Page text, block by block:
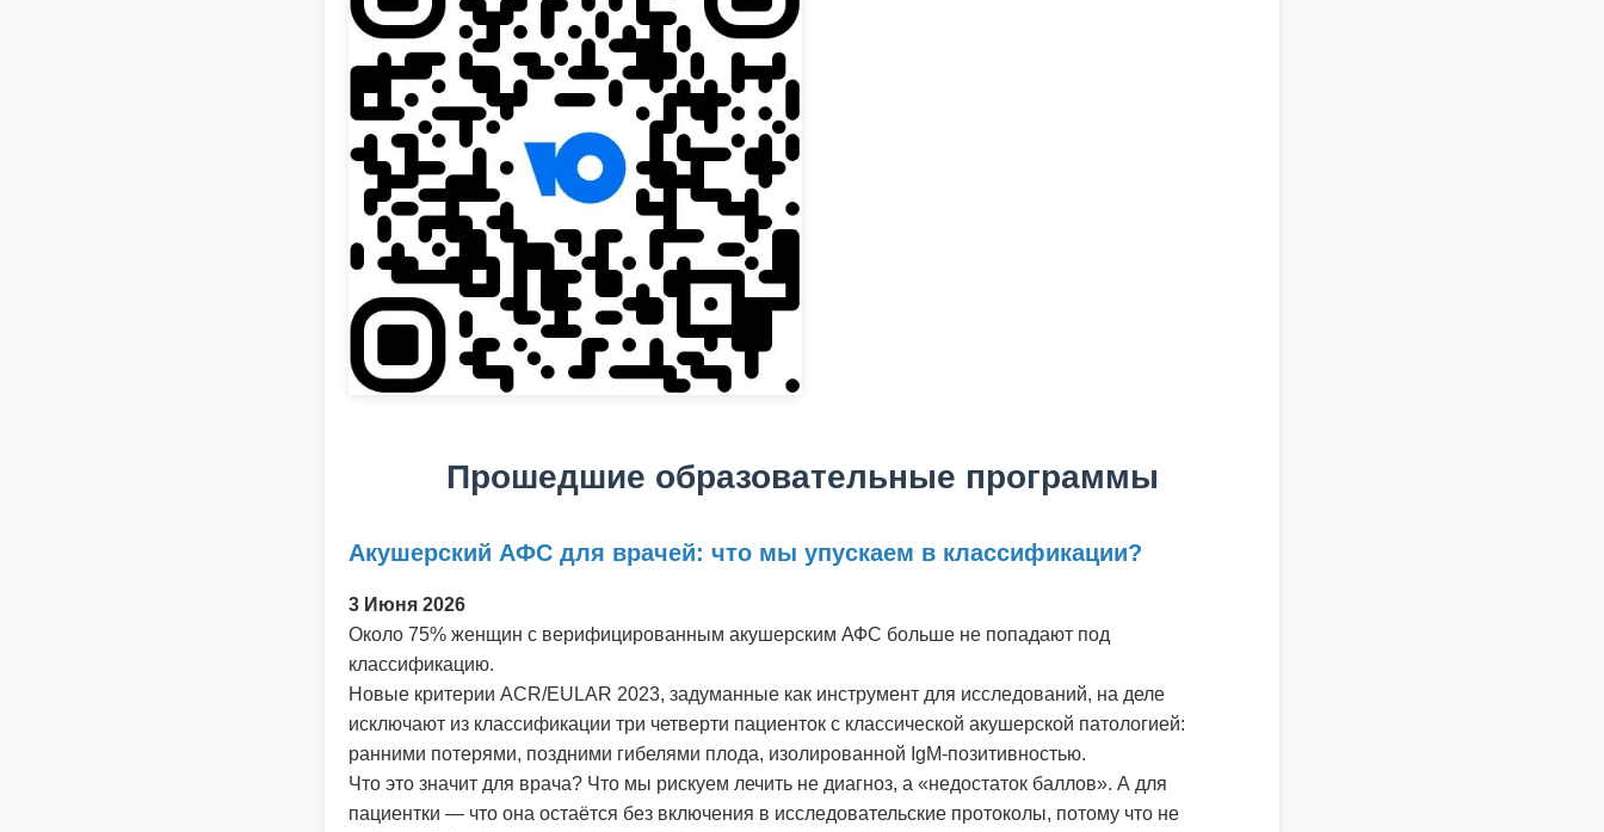
Прошедшие образовательные программы
Акушерский АФС для врачей: что мы упускаем в классификации?
3 Июня 2026
Около 75% женщин с верифицированным акушерским АФС больше не попадают под
классификацию.
Новые критерии ACR/EULAR 2023, задуманные как инструмент для исследований, на деле
исключают из классификации три четверти пациенток с классической акушерской патологией:
ранними потерями, поздними гибелями плода, изолированной IgM-позитивностью.
Что это значит для врача? Что мы рискуем лечить не диагноз, а «недостаток баллов». А для
пациентки — что она остаётся без включения в исследовательские протоколы, потому что не